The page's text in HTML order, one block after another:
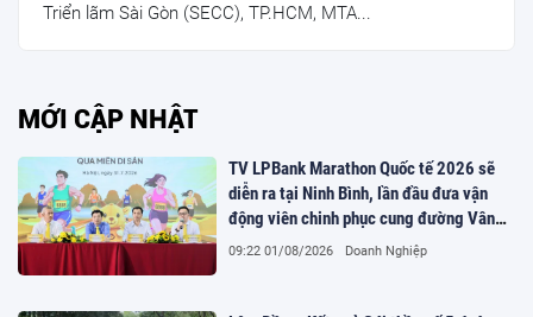
Triển lãm Sài Gòn (SECC), TP.HCM, MTA...
MỚI CẬP NHẬT
TV LPBank Marathon Quốc tế 2026 sẽ
diễn ra tại Ninh Bình, lần đầu đưa vận
động viên chinh phục cung đường Vân
Long
09:22 01/08/2026 Doanh Nghiệp